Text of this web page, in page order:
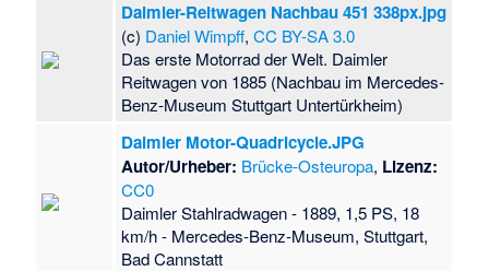
Daimler-Reitwagen Nachbau 451 338px.jpg
(c) Daniel Wimpff,CC BY-SA 3.0
Das erste Motorrad der Welt. Daimler
Reitwagen von 1885 (Nachbau im Mercedes-
Benz-Museum Stuttgart Untertürkheim)
Daimler Motor-Quadricycle.JPG
Autor/Urheber: Brücke-Osteuropa, Lizenz:
CC0
Daimler Stahlradwagen - 1889, 1,5 PS, 18
km/h - Mercedes-Benz-Museum, Stuttgart,
Bad Cannstatt